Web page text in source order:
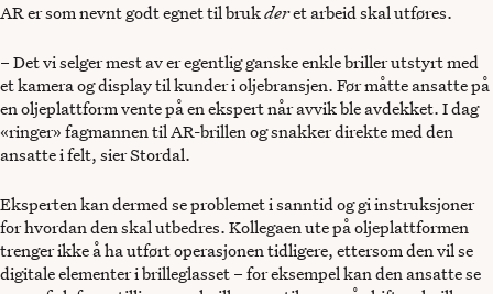
AR er som nevnt godt egnet til brukderet arbeid skal utføres.
– Det vi selger mest av er egentlig ganske enkle briller utstyrt med
et kamera og display til kunder i oljebransjen. Før måtte ansatte på
en oljeplattform vente på en ekspert når avvik ble avdekket. I dag
«ringer» fagmannen til AR-brillen og snakker direkte med den
ansatte i felt, sier Stordal.
Eksperten kan dermed se problemet i sanntid og gi instruksjoner
for hvordan den skal utbedres. Kollegaen ute på oljeplattformen
trenger ikke å ha utført operasjonen tidligere, ettersom den vil se
digitale elementer i brilleglasset – for eksempel kan den ansatte se